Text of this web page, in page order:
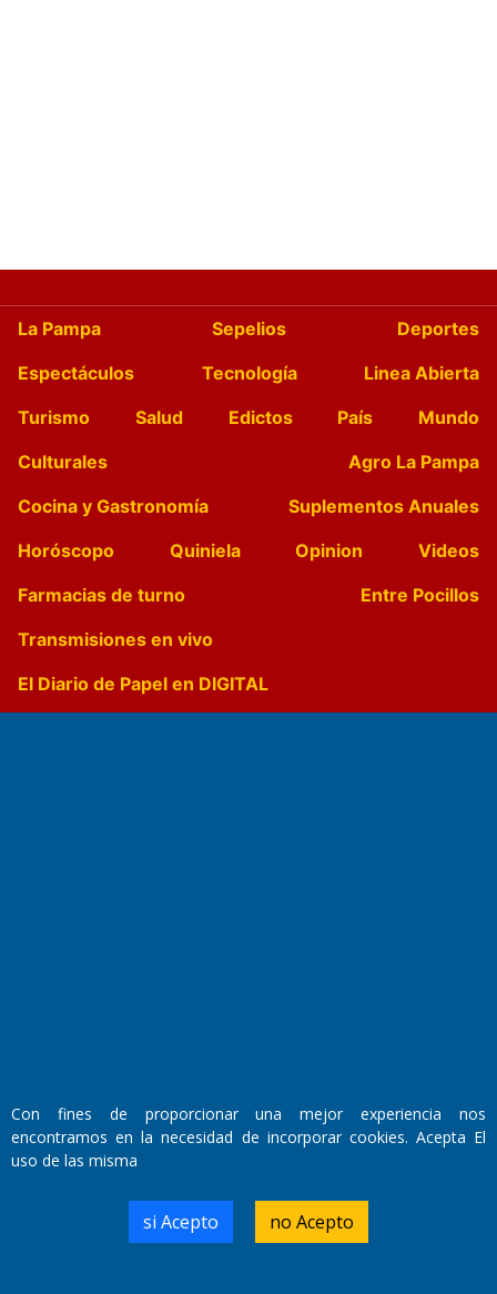
La Pampa Sepelios
Deportes
Espectáculos
Tecnología
Linea Abierta
Turismo
Salud Edictos País
Mundo
Culturales
Agro La Pampa
Cocina y Gastronomía
Suplementos Anuales
Horóscopo
Quiniela Opinion
Videos
Farmacias de turno
Entre Pocillos
Transmisiones en vivo
El Diario de Papel en DIGITAL
Walter René Goñi
Domicilio Legal: José Ingenieros 855,
Santa Rosa, La Pampa.
Número de Registro DNDA:
Con fines de proporcionar una mejor experiencia nos
encontramos en la necesidad de incorporar cookies. Acepta El
uso de las misma
si Acepto no Acepto